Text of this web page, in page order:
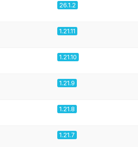
26.1.2
1.21.11
1.21.10
1.21.9
1.21.8
1.21.7